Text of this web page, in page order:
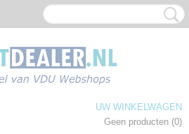
UW WINKELWAGEN
Geen producten (0)